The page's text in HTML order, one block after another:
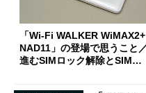
「Wi-Fi WALKER WiMAX2+
NAD11」の登場で思うこと
進むSIMロック解除とSIMロ